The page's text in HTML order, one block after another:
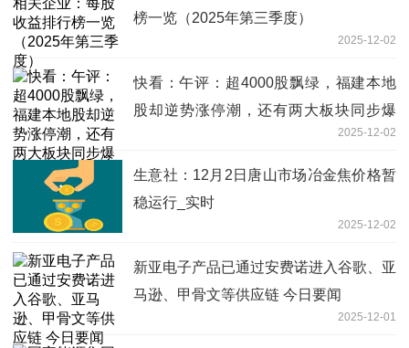
榜一览（2025年第三季度）
2025-12-02
快看：午评：超4000股飘绿，福建本地
股却逆势涨停潮，还有两大板块同步爆
2025-12-02
生意社：12月2日唐山市场冶金焦价格暂
稳运行_实时
2025-12-02
新亚电子产品已通过安费诺进入谷歌、亚
马逊、甲骨文等供应链 今日要闻
2025-12-01